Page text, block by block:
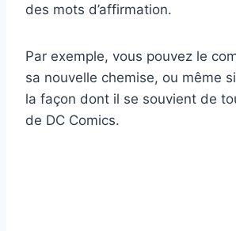
des mots d’affirmation.
Par exemple, vous pouvez le
sa nouvelle chemise, ou même
la façon dont il se souvient de
de DC Comics.